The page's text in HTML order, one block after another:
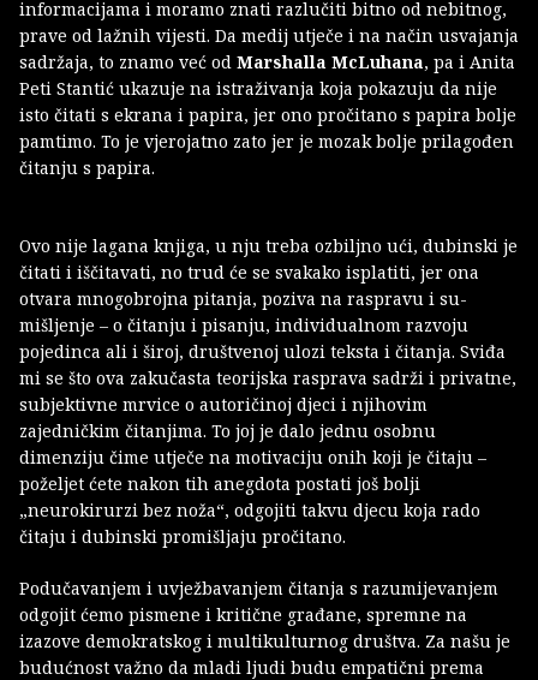
informacijama i moramo znati razlučiti bitno od nebitnog,
prave od lažnih vijesti. Da medij utječe i na način usvajanja
sadržaja, to znamo već od Marshalla McLuhana, pa i Anita
Peti Stantić ukazuje na istraživanja koja pokazuju da nije
isto čitati s ekrana i papira, jer ono pročitano s papira bolje
pamtimo. To je vjerojatno zato jer je mozak bolje prilagođen
čitanju s papira.
Ovo nije lagana knjiga, u nju treba ozbiljno ući, dubinski je
čitati i iščitavati, no trud će se svakako isplatiti, jer ona
otvara mnogobrojna pitanja, poziva na raspravu i su-
mišljenje – o čitanju i pisanju, individualnom razvoju
pojedinca ali i široj, društvenoj ulozi teksta i čitanja. Sviđa
mi se što ova zakučasta teorijska rasprava sadrži i privatne,
subjektivne mrvice o autoričinoj djeci i njihovim
zajedničkim čitanjima. To joj je dalo jednu osobnu
dimenziju čime utječe na motivaciju onih koji je čitaju –
poželjet ćete nakon tih anegdota postati još bolji
„neurokirurzi bez noža“, odgojiti takvu djecu koja rado
čitaju i dubinski promišljaju pročitano.
Podučavanjem i uvježbavanjem čitanja s razumijevanjem
odgojit ćemo pismene i kritične građane, spremne na
izazove demokratskog i multikulturnog društva. Za našu je
budućnost važno da mladi ljudi budu empatični prema